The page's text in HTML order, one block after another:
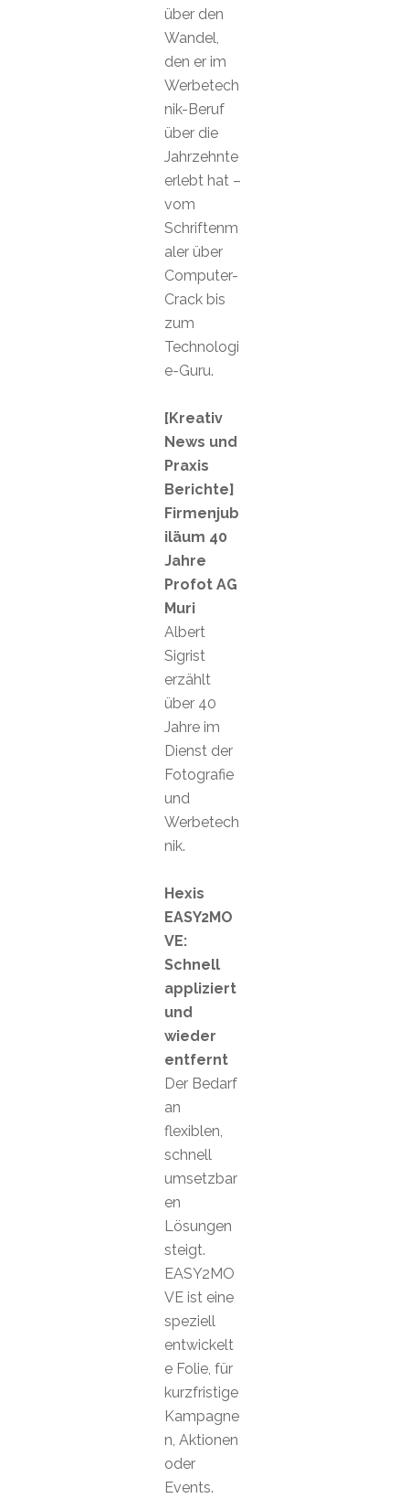
über den
Wandel,
den er im
Werbetech
nik-Beruf
über die
Jahrzehnte
erlebt hat –
vom
Schriftenm
aler über
Computer-
Crack bis
zum
Technologi
e-Guru.
[Kreativ
News und
Praxis
Berichte]
Firmenjub
iläum 40
Jahre
Profot AG
Muri
Albert
Sigrist
erzählt
über 40
Jahre im
Dienst der
Fotografie
und
Werbetech
nik.
Hexis
EASY2MO
VE:
Schnell
appliziert
und
wieder
entfernt
Der Bedarf
an
flexiblen,
schnell
umsetzbar
en
Lösungen
steigt.
EASY2MO
VE ist eine
speziell
entwickelt
e Folie, für
kurzfristige
Kampagne
n, Aktionen
oder
Events.